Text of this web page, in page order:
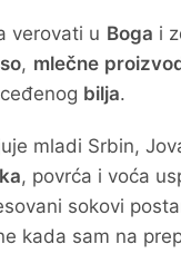
verovati u Boga i
, mlečne
bilja.
mladi Srbin,
, povrća i voća
sokovi
kada sam na